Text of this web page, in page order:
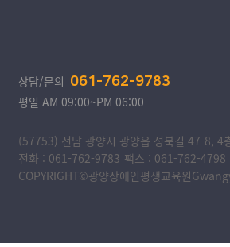
(57753) 전남 광양시 광양읍 성북길 47-8, 4
전화 : 061-762-9783 팩스 : 061-762-4798
COPYRIGHT©광양장애인평생교육원
상담/문의 061-762-9783
평일 AM 09:00~PM 06:00